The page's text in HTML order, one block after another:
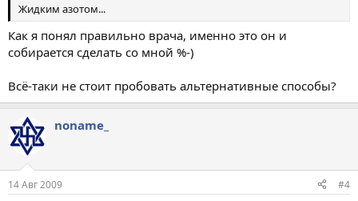
Жидким азотом...
Как я понял правильно врача, именно это он и
собирается сделать со мной %-)
Всё-таки не стоит пробовать альтернативные способы?
noname_
14 Авг 2009 #4